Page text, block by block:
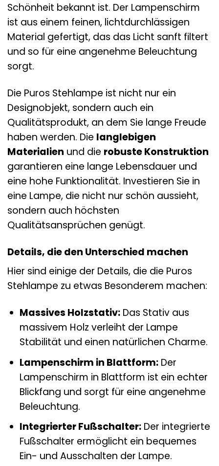
Schönheit bekannt ist. Der Lampenschirm
ist aus einem feinen, lichtdurchlässigen
Material gefertigt, das das Licht sanft filtert
und so für eine angenehme Beleuchtung
sorgt.
Die Puros Stehlampe ist nicht nur ein
Designobjekt, sondern auch ein
Qualitätsprodukt, an dem Sie lange Freude
haben werden. Die langlebigen
Materialien und die robuste Konstruktion
garantieren eine lange Lebensdauer und
eine hohe Funktionalität. Investieren Sie in
eine Lampe, die nicht nur schön aussieht,
sondern auch höchsten
Qualitätsansprüchen genügt.
Details, die den Unterschied machen
Hier sind einige der Details, die die Puros
Stehlampe zu etwas Besonderem machen:
Massives Holzstativ:Das Stativ aus
massivem Holz verleiht der Lampe
Stabilität und einen natürlichen Charme.
Lampenschirm in Blattform:Der
Lampenschirm in Blattform ist ein echter
Blickfang und sorgt für eine angenehme
Beleuchtung.
Integrierter Fußschalter:Der integrierte
Fußschalter ermöglicht ein bequemes
Ein- und Ausschalten der Lampe.